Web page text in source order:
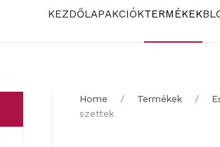
KEZDŐLAPAKCIÓKTERMÉKEK
Home Termékek
szettek